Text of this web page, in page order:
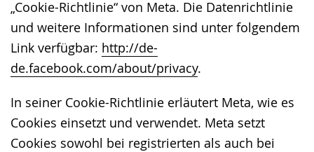
„Cookie-Richtlinie“ von Meta. Die Datenrichtlinie
und weitere Informationen sind unter folgendem
Link verfügbar: http://de-
de.facebook.com/about/privacy.
In seiner Cookie-Richtlinie erläutert Meta, wie es
Cookies einsetzt und verwendet. Meta setzt
Cookies sowohl bei registrierten als auch bei